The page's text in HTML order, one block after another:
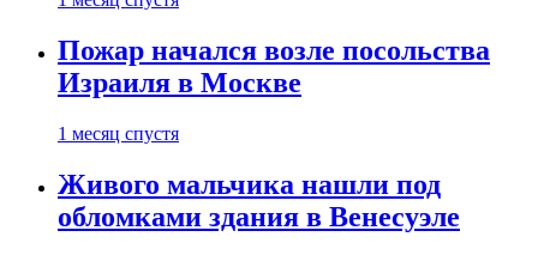
Пожар начался возле посольства
Израиля в Москве
1 месяц спустя
Живого мальчика нашли под
обломками здания в Венесуэле